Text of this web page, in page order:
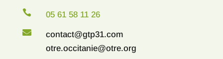
 05 61 58 11 26

contact@gtp31.com
otre.occitanie@otre.org